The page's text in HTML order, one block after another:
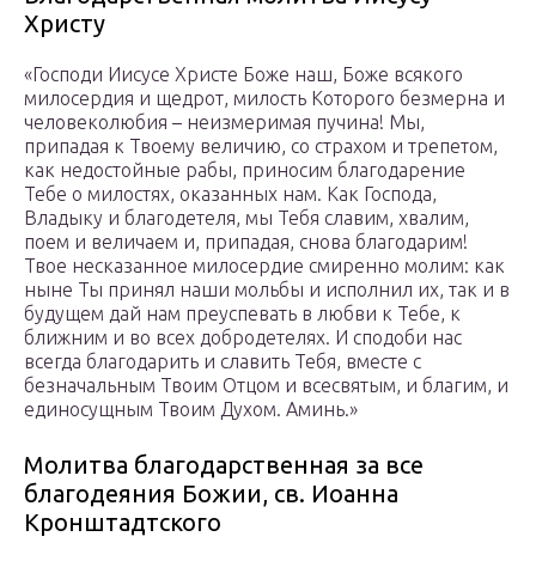
Христу
«Господи Иисусе Христе Боже наш, Боже всякого
милосердия и щедрот, милость Которого безмерна и
человеколюбия – неизмеримая пучина! Мы,
припадая к Твоему величию, со страхом и трепетом,
как недостойные рабы, приносим благодарение
Тебе о милостях, оказанных нам. Как Господа,
Владыку и благодетеля, мы Тебя славим, хвалим,
поем и величаем и, припадая, снова благодарим!
Твое несказанное милосердие смиренно молим: как
ныне Ты принял наши мольбы и исполнил их, так и в
будущем дай нам преуспевать в любви к Тебе, к
ближним и во всех добродетелях. И сподоби нас
всегда благодарить и славить Тебя, вместе с
безначальным Твоим Отцом и всесвятым, и благим, и
единосущным Твоим Духом. Аминь.»
Молитва благодарственная за все
благодеяния Божии, св. Иоанна
Кронштадтского